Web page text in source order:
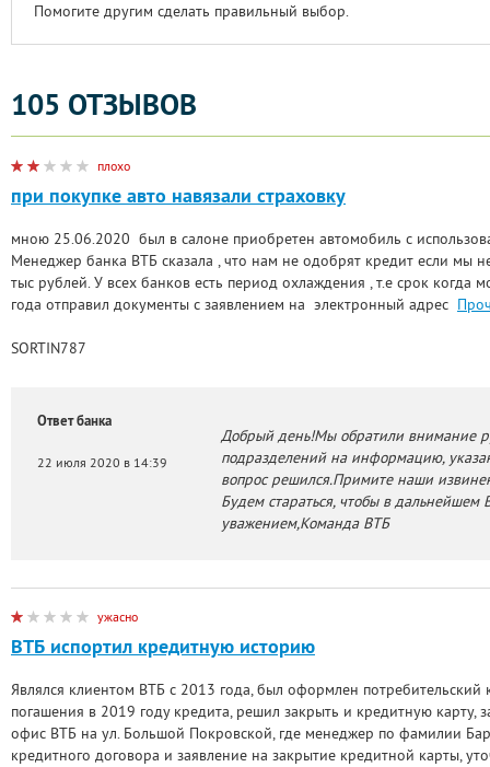
Помогите другим сделать правильный выбор.
105 ОТЗЫВОВ
плохо
при покупке авто навязали страховку
мною 25.06.2020 был в салоне приобретен автомобиль с
Менеджер банка ВТБ сказала , что нам не одобрят кредит если мы
тыс рублей. У всех банков есть период охлаждения , т.е срок когда
года отправил документы с заявлением на электронный адрес
SORTIN787
Ответ банка
22 июля 2020 в 14:39
Добрый день!Мы обратили внимание
подразделений на информацию,
вопрос решился.Примите наши
Будем стараться, чтобы в
уважением,Команда ВТБ
ужасно
ВТБ испортил кредитную историю
Являлся клиентом ВТБ с 2013 года, был оформлен потребительский
погашения в 2019 году кредита, решил закрыть и кредитную
офис ВТБ на ул. Большой Покровской, где менеджер по фамилии
кредитного договора и заявление на закрытие кредитной карты,